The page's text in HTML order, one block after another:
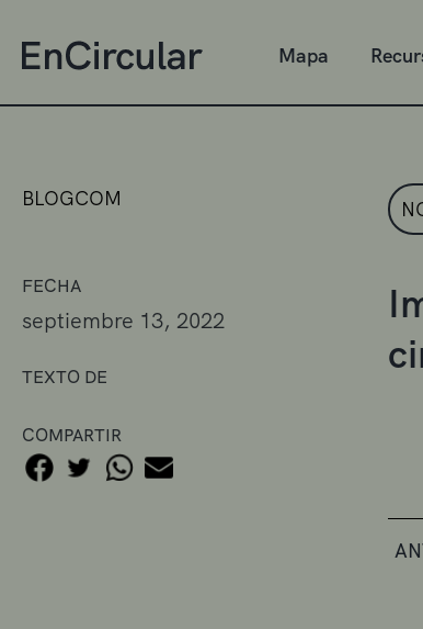
Mapa
BLOGCOM
FECHA
septiembre 13, 2022
TEXTO DE
COMPARTIR